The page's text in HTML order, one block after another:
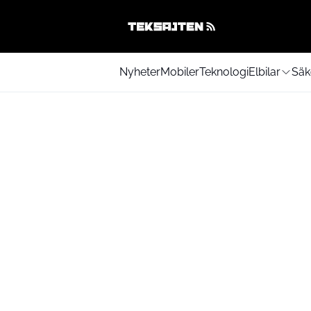
NyheterMobilerTeknologiElbilar